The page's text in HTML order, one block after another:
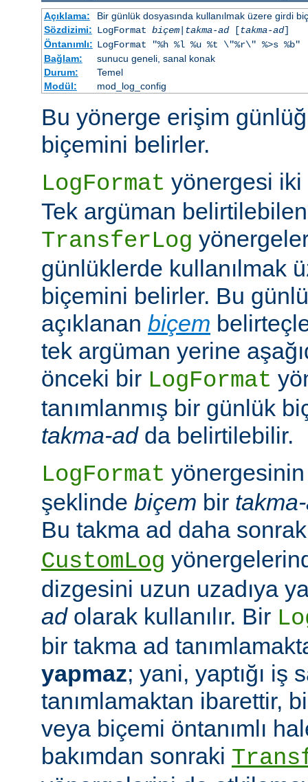
Açıklama:
Bir günlük dosyasında kullanılmak üzere girdi
Sözdizimi: LogFormat biçem| takma-ad[takma-ad]
Öntanımlı: LogFormat "%h %l %u %t \"%r\" %>s %b"
Bağlam:
sunucu geneli, sanal konak
Durum:
Temel
Modül:
mod_log_config
Bu yönerge erişim
biçemini belirler.
LogFormat yönergesi iki
Tek argüman
TransferLog
günlüklerde kullanılmak
biçemini belirler. Bu
açıklanan biçem
tek argüman yerine
önceki bir LogFormat
tanımlanmış bir günlük
takma-adda belirtilebilir.
LogFormat
şeklinde biçem bir
Bu takma ad daha
CustomLog
dizgesini uzun uzadıya
adolarak kullanılır. Bir
bir takma ad
yapmaz; yani, yaptığı iş
tanımlamaktan ibarettir,
veya biçemi öntanımlı
bakımdan sonraki